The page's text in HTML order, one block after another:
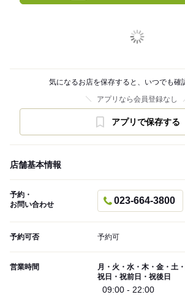
気になるお店を保存すると、いつでも確
アプリなら会員登録なし
アプリで保存する
店舗基本情報
予約・
お問い合わせ
023-664-3800
予約可否 予約可
営業時間
月・火・水・木・金・土
祝日・祝前日・祝後日
09:00 - 22:00